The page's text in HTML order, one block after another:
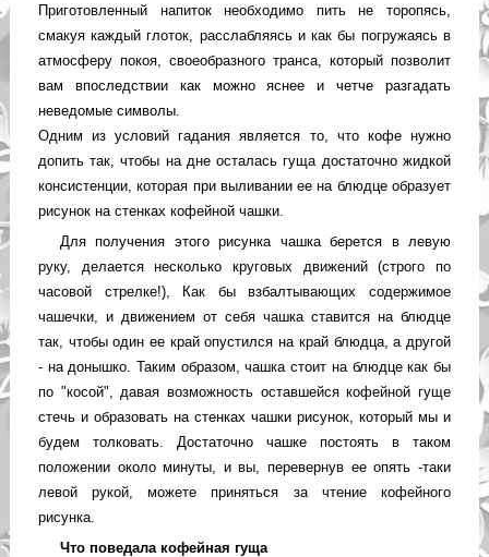
Приготовленный напиток необходимо пить не торопясь,
смакуя каждый глоток, расслабляясь и как бы погружаясь в
атмосферу покоя, своеобразного транса, который позволит
вам впоследствии как можно яснее и четче разгадать
неведомые символы.
Одним из условий гадания является то, что кофе нужно
допить так, чтобы на дне осталась гуща достаточно жидкой
консистенции, которая при выливании ее на блюдце образует
рисунок на стенках кофейной чашки.
Для получения этого рисунка чашка берется в левую
руку, делается несколько круговых движений (строго по
часовой стрелке!), Как бы взбалтывающих содержимое
чашечки, и движением от себя чашка ставится на блюдце
так, чтобы один ее край опустился на край блюдца, а другой
- на донышко. Таким образом, чашка стоит на блюдце как бы
по "косой", давая возможность оставшейся кофейной гуще
стечь и образовать на стенках чашки рисунок, который мы и
будем толковать. Достаточно чашке постоять в таком
положении около минуты, и вы, перевернув ее опять -таки
левой рукой, можете приняться за чтение кофейного
рисунка.
Что поведала кофейная гуща